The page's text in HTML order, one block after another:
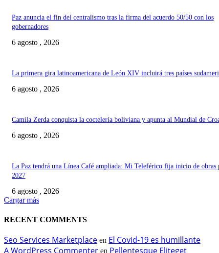
Paz anuncia el fin del centralismo tras la firma del acuerdo 50/50 con los
gobernadores
6 agosto , 2026
La primera gira latinoamericana de León XIV incluirá tres países
6 agosto , 2026
Camila Zerda conquista la coctelería boliviana y apunta al Mundial de
6 agosto , 2026
La Paz tendrá una Línea Café ampliada: Mi Teleférico fija inicio de obras
2027
6 agosto , 2026
Cargar más
RECENT COMMENTS
Seo Services Marketplace en El Covid-19 es humillante
A WordPress Commenter en Pellentesque Eliteget